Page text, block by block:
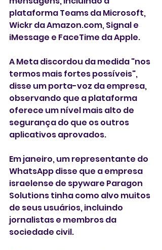
plataforma Teams da Microsoft,
Wickr da Amazon.com, Signal e
iMessage e FaceTime da Apple.
A Meta discordou da medida "nos
termos mais fortes possíveis",
disse um porta-voz da empresa,
observando que a plataforma
oferece um nível mais alto de
segurança do que os outros
aplicativos aprovados.
Em janeiro, um representante do
WhatsApp disse que a empresa
israelense de spyware Paragon
Solutions tinha como alvo muitos
de seus usuários, incluindo
jornalistas e membros da
sociedade civil.